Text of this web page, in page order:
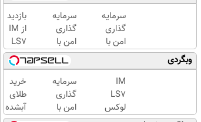
سرمایه
گذاری
امن با
طلا و
نقره
دیجی
کالا
سرمایه
گذاری
امن با
طلا و
نقره |
دیجی
کالا
بازدید
از IM
LS7
لوکس
ترین
شاسی
بلند
برقی
ایران
وبگردی
IM
LS7
لوکس
سرمایه
گذاری
امن با
خرید
طلای
آبشده